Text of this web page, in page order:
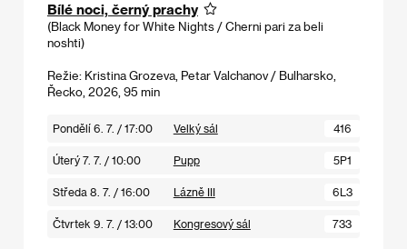
Bílé noci, černý prachy
(Black Money for White Nights / Cherni pari za beli
noshti)
Režie: Kristina Grozeva, Petar Valchanov / Bulharsko,
Řecko, 2026, 95 min
Pondělí 6. 7. / 17:00 Velký sál 416
Úterý 7. 7. / 10:00 Pupp 5P1
Středa 8. 7. / 16:00 Lázně III 6L3
Čtvrtek 9. 7. / 13:00 Kongresový sál 733